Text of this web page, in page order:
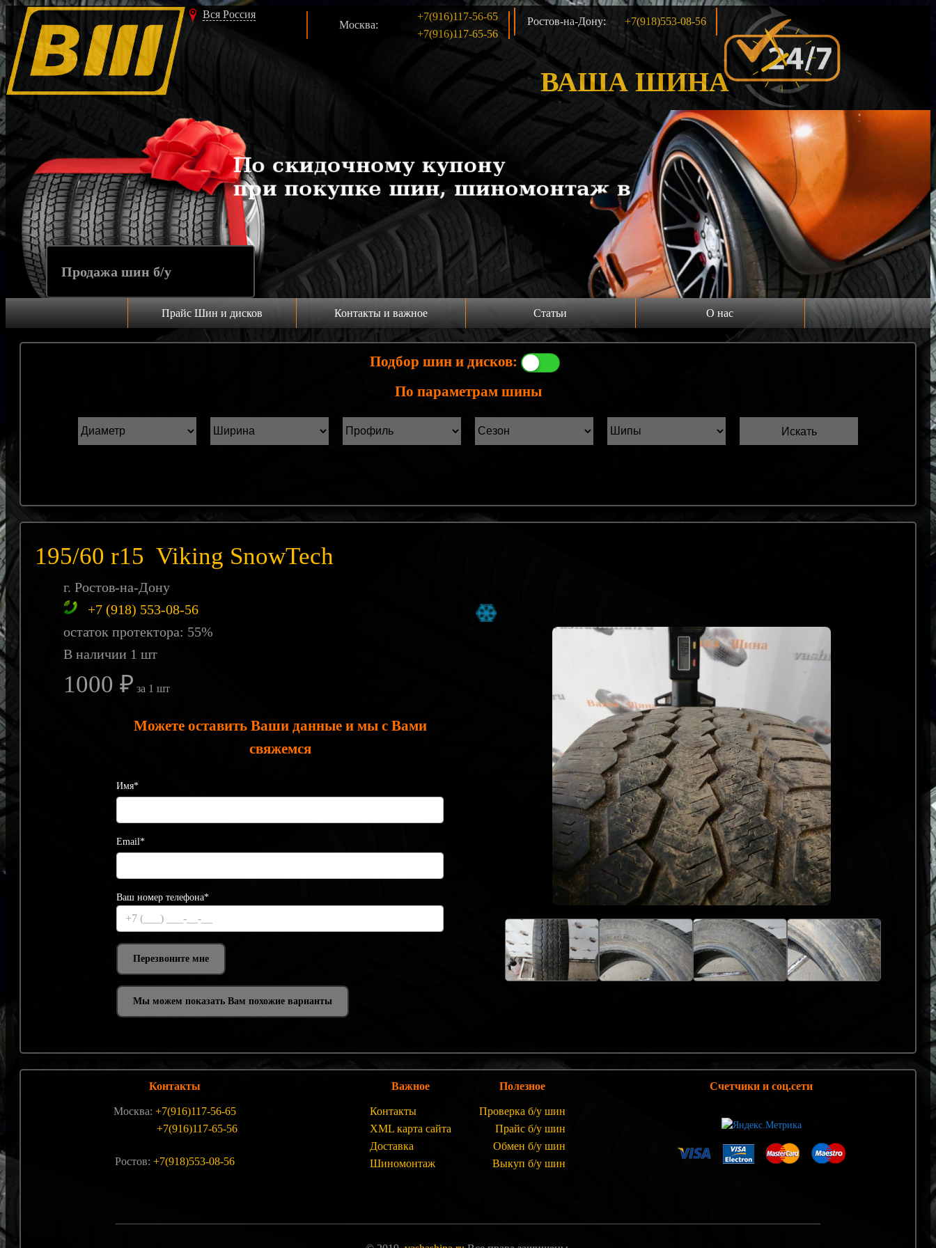
Вся Россия
Москва:
+7(916)117-56-65
+7(916)117-65-56
Ростов-на-Дону: +7(918)553-08-56
ВАША ШИНА
Продажа шин б/у Акция!!!
Прайс Шин и дисков
Прайс дисков
Грузовые 17.5 C
Зима
Контакты и важное
На главную
Статьи
Производители шин
Статьи Лист1
Статьи Лист2
О нас
Выкуп шин Б/У
Подбор шин и дисков:
По параметрам шины
195/60 r15 Viking SnowTech
г. Ростов-на-Дону
+7 (918) 553-08-56
остаток протектора: 55%
В наличии 1 шт
1000 ₽ за 1 шт
Можете оставить Ваши данные и мы с Вами
свяжемся
Имя*
Email*
Ваш номер телефона*
Мы можем показать Вам похожие варианты
Контакты
Москва: +7(916)117-56-65
+7(916)117-65-56
Ростов: +7(918)553-08-56
Важное
Контакты
XML карта сайта
Доставка
Шиномонтаж
Полезное
Проверка б/у шин
Прайс б/у шин
Обмен б/у шин
Выкуп б/у шин
Счетчики и соц.сети